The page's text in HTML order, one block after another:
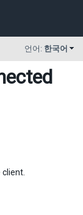
언어: 한국어